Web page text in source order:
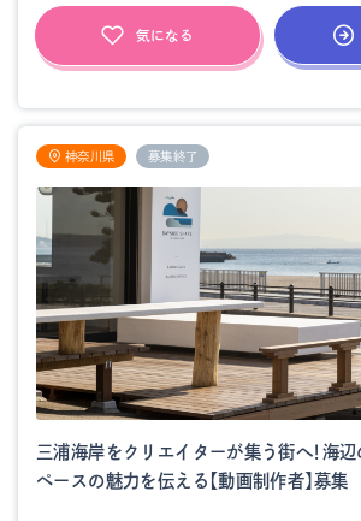
気になる
神奈川県 募集終了
三浦海岸をクリエイターが集う街へ！海
ペースの魅力を伝える【動画制作者】募集